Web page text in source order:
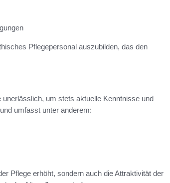
Pflegepersonal auszubilden, das den
um stets aktuelle Kenntnisse und
umfasst unter anderem:
Pflege erhöht, sondern auch die Attraktivität der